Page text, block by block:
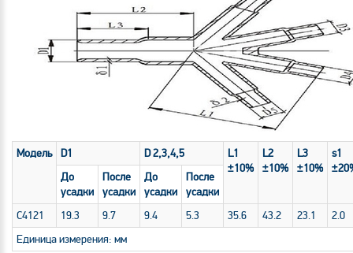
Модель D1 D 2,3,4,5
L1
±10%
L2
±10%
L3
±10%
s1
До
усадки
После
усадки
До
усадки
После
усадки
C4121
19.3 9.7 9.4 5.3 35.6 43.2 23.1
2.0
Единица измерения: мм